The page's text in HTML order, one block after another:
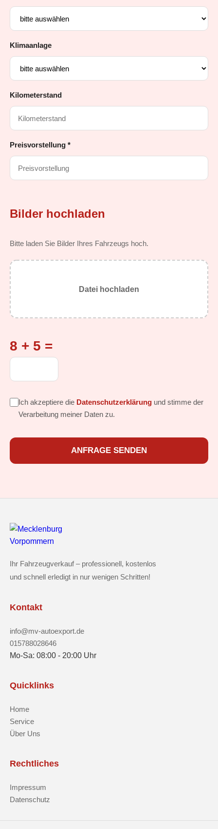
Klimaanlage
Kilometerstand
Preisvorstellung *
Bilder hochladen
Bitte laden Sie Bilder Ihres Fahrzeugs hoch.
Datei hochladen
8 + 5 =
Ich akzeptiere die Datenschutzerklärung und stimme der
Verarbeitung meiner Daten zu.
ANFRAGE SENDEN
Ihr Fahrzeugverkauf – professionell, kostenlos
und schnell erledigt in nur wenigen Schritten!
Kontakt
info@mv-autoexport.de
015788028646
Mo-Sa: 08:00 - 20:00 Uhr
Quicklinks
Home
Service
Über Uns
Rechtliches
Impressum
Datenschutz